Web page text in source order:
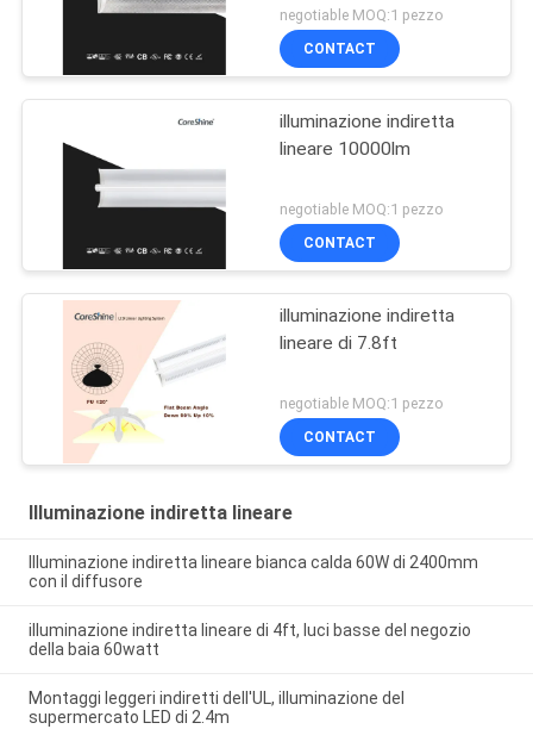
negotiable MOQ:1 pezzo
CONTACT
illuminazione indiretta
lineare 10000lm
negotiable MOQ:1 pezzo
CONTACT
illuminazione indiretta
lineare di 7.8ft
negotiable MOQ:1 pezzo
CONTACT
Illuminazione indiretta lineare
Illuminazione indiretta lineare bianca calda 60W di 2400mm
con il diffusore
illuminazione indiretta lineare di 4ft, luci basse del negozio
della baia 60watt
Montaggi leggeri indiretti dell'UL, illuminazione del
supermercato LED di 2.4m